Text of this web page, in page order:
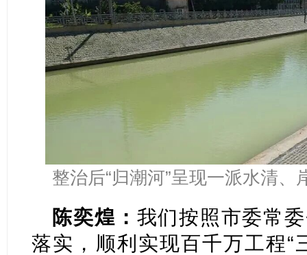
整治后“归潮河”呈现一派水清
陈奕煌： 我们按照市委常
落实，顺利实现百千万工程“